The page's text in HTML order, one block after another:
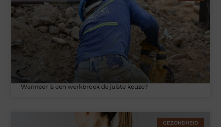
Wanneer is een werkbroek de juiste keuze?
GEZONDHEID